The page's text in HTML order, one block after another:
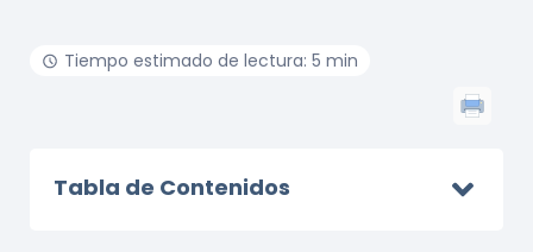
Tiempo estimado de lectura: 5 min
Tabla de Contenidos